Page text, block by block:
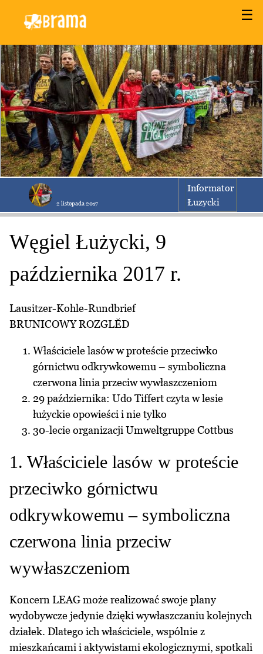
☰
2 listopada 2017
Informator
Łuzycki
Węgiel Łużycki, 9
października 2017 r.
Lausitzer-Kohle-Rundbrief
BRUNICOWY ROZGLĔD
Właściciele lasów w proteście przeciwko
górnictwu odkrywkowemu – symboliczna
czerwona linia przeciw wywłaszczeniom
29 października: Udo Tiffert czyta w lesie
łużyckie opowieści i nie tylko
30-lecie organizacji Umweltgruppe Cottbus
1. Właściciele lasów w proteście
przeciwko górnictwu
odkrywkowemu – symboliczna
czerwona linia przeciw
wywłaszczeniom
Koncern LEAG może realizować swoje plany
wydobywcze jedynie dzięki wywłaszczaniu kolejnych
działek. Dlatego ich właściciele, wspólnie z
mieszkańcami i aktywistami ekologicznymi, spotkali